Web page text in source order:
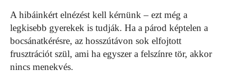
A hibáinkért elnézést kell kérnünk – ezt még a
legkisebb gyerekek is tudják. Ha a párod képtelen a
bocsánatkérésre, az hosszútávon sok elfojtott
frusztrációt szül, ami ha egyszer a felszínre tör, akkor
nincs menekvés.